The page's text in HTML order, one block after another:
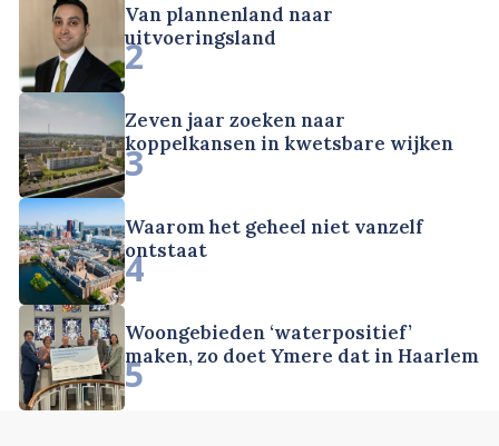
Van plannenland naar
uitvoeringsland
2
Zeven jaar zoeken naar
koppelkansen in kwetsbare wijken
3
Waarom het geheel niet vanzelf
ontstaat
4
Woongebieden ‘waterpositief’
maken, zo doet Ymere dat in Haarlem
5